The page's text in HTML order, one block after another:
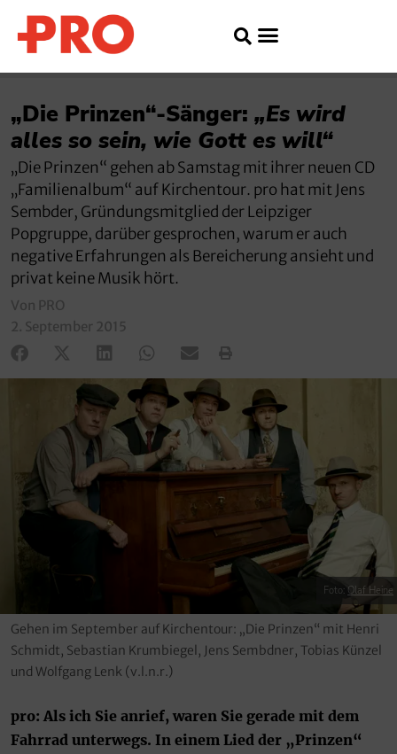
„Die Prinzen“-Sänger: „Es wird
alles so sein, wie Gott es will“
„Die Prinzen“ gehen ab Samstag mit ihrer neuen CD
„Familienalbum“ auf Kirchentour. pro hat mit Jens
Sembder, Gründungsmitglied der Leipziger
Popgruppe, darüber gesprochen, warum er auch
negative Erfahrungen als Bereicherung ansieht und
privat keine Musik hört.
Von PRO
2. September 2015
Foto: Olaf Heine
Gehen im September auf Kirchentour: „Die Prinzen“ mit Henri
Schmidt, Sebastian Krumbiegel, Jens Sembdner, Tobias Künzel
und Wolfgang Lenk (v.l.n.r.)
pro: Als ich Sie anrief, waren Sie gerade mit dem
Fahrrad unterwegs. In einem Lied der „Prinzen“